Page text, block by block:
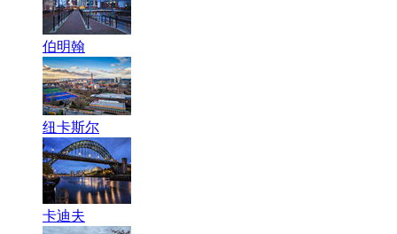
伯明翰
纽卡斯尔
卡迪夫